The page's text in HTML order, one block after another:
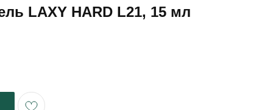
LAXY HARD L21, 15 мл